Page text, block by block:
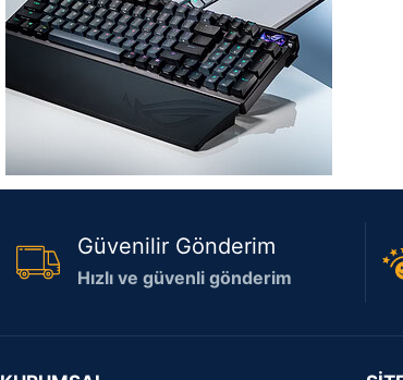
Güvenilir Gönderim
Hızlı ve güvenli gönderim